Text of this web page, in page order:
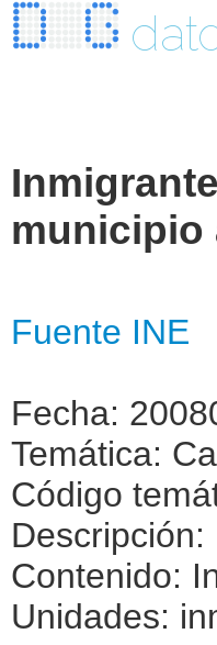
municipio
Fuente INE
Fecha:
Temática:
Código
Descripción:
Contenido:
Unidades: